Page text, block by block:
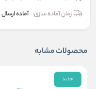
زمان آماده سازی: آماده ارسال
محصولات مشابه
جدید